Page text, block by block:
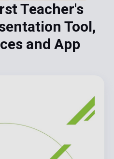
Teacher's
Tool,
and App